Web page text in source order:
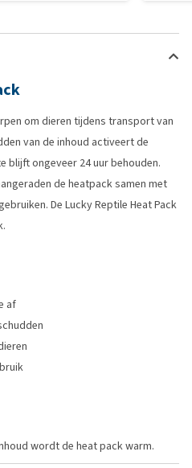
om dieren tijdens transport van
van de inhoud activeert de
blijft ongeveer 24 uur behouden.
de heatpack samen met
De Lucky Reptile Heat Pack
af
wordt de heat pack warm.